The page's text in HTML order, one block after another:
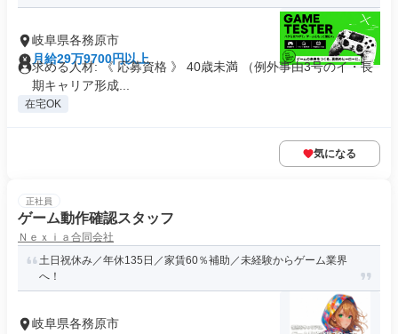
岐阜県各務原市
月給29万9700円以上
求める人材: 《 応募資格 》 40歳未満 （例外事由3号のイ・長
期キャリア形成...
在宅OK
気になる
正社員
ゲーム動作確認スタッフ
Ｎｅｘｉａ合同会社
土日祝休み／年休135日／家賃60％補助／未経験からゲーム業界
へ！
岐阜県各務原市